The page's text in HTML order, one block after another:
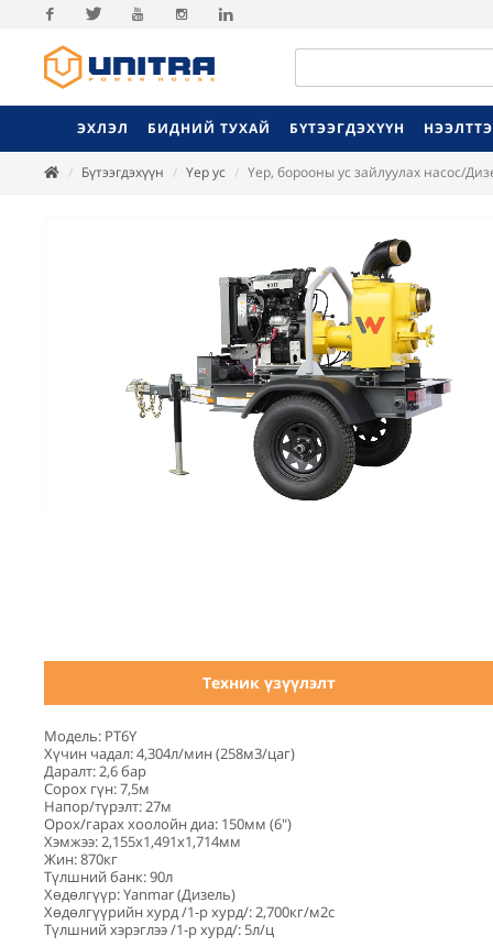
Facebook
ЭХЛЭЛ БИДНИЙ ТУХАЙ БҮТЭЭГДЭХҮҮН
Бүтээгдэхүүн Үер ус Үер, борооны ус зайлуулах насос/
Техник үзүүлэлт
Модель: PT6Y
Хүчин чадал: 4,304л/мин (258м3/цаг)
Даралт: 2,6 бар
Сорох гүн: 7,5м
Напор/түрэлт: 27м
Орох/гарах хоолойн диа: 150мм (6")
Хэмжээ: 2,155х1,491х1,714мм
Жин: 870кг
Түлшний банк: 90л
Хөдөлгүүр: Yanmar (Дизель)
Хөдөлгүүрийн хурд /1-р хурд/: 2,700кг/м2с
Түлшний хэрэглээ /1-р хурд/: 5л/ц